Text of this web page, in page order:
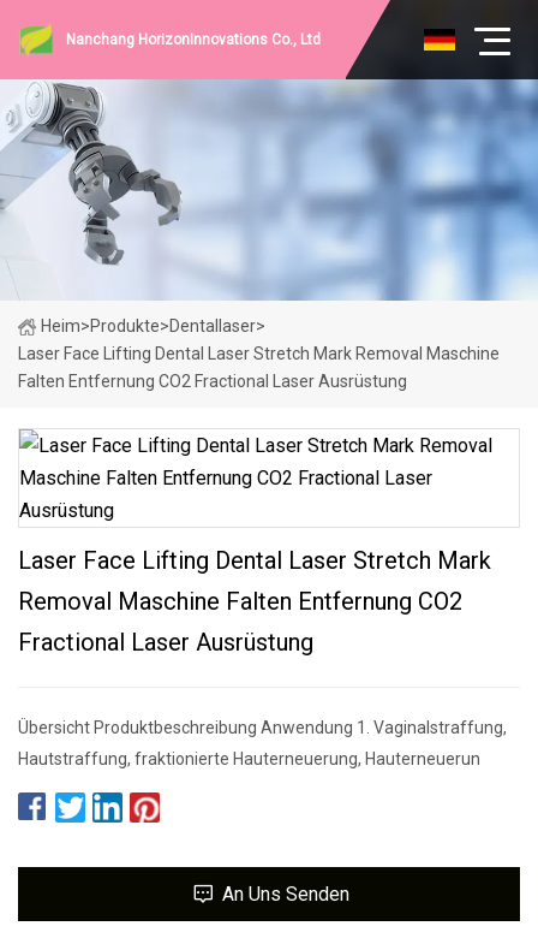
Nanchang HorizonInnovations Co., Ltd
Heim>Produkte>Dentallaser>
Laser Face Lifting Dental Laser Stretch Mark Removal Maschine
Falten Entfernung CO2 Fractional Laser Ausrüstung
Laser Face Lifting Dental Laser Stretch Mark
Removal Maschine Falten Entfernung CO2
Fractional Laser Ausrüstung
Übersicht Produktbeschreibung Anwendung 1. Vaginalstraffung,
Hautstraffung, fraktionierte Hauterneuerung, Hauterneuerun
An Uns Senden